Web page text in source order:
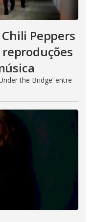
Peppers
the Bridge’ entre